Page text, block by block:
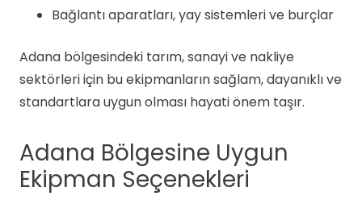
Bağlantı aparatları, yay sistemleri ve burçlar
Adana bölgesindeki tarım, sanayi ve nakliye
sektörleri için bu ekipmanların sağlam, dayanıklı ve
standartlara uygun olması hayati önem taşır.
Adana Bölgesine Uygun
Ekipman Seçenekleri